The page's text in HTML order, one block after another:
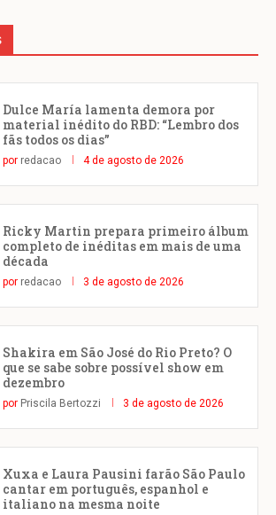
Dulce María lamenta demora por
material inédito do RBD: “Lembro dos
fãs todos os dias”
por redacao 4 de agosto de 2026
Ricky Martin prepara primeiro álbum
completo de inéditas em mais de uma
década
por redacao 3 de agosto de 2026
Shakira em São José do Rio Preto? O
que se sabe sobre possível show em
dezembro
por Priscila Bertozzi 3 de agosto de 2026
Xuxa e Laura Pausini farão São Paulo
cantar em português, espanhol e
italiano na mesma noite